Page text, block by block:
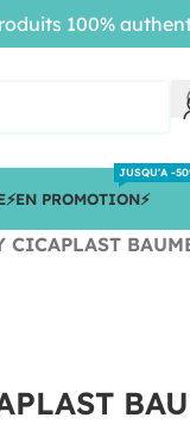
⚡️EN PROMOTION⚡️
JUSQU'A -
CICAPLAST
100%